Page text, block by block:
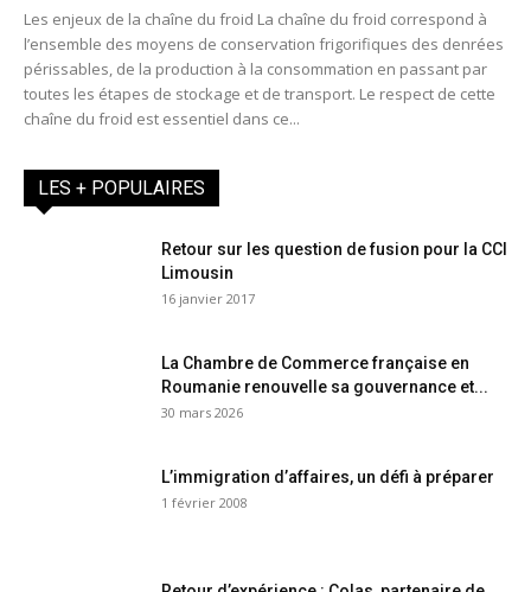
Les enjeux de la chaîne du froid La chaîne du froid correspond à
l’ensemble des moyens de conservation frigorifiques des denrées
périssables, de la production à la consommation en passant par
toutes les étapes de stockage et de transport. Le respect de cette
chaîne du froid est essentiel dans ce...
LES + POPULAIRES
Retour sur les question de fusion pour la CCI
Limousin
16 janvier 2017
La Chambre de Commerce française en
Roumanie renouvelle sa gouvernance et...
30 mars 2026
L’immigration d’affaires, un défi à préparer
1 février 2008